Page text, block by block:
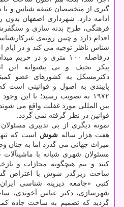
گیری از متخصصان عتیقه شناس و
ادامه دارد. شهرداری اصفهان
فرهنگی، طرح بدنه سازی و
اقدام دارد و چنین رویه‌ی
شناس ناظر توجیه می كند و در ایام
درفاصله ۱۰۰ متری و در
پیكر نحیف و بی پشتوانه این
دكترمسكل به كشورهای عضو
پایبندی به اصول و قوانینی است
۱۹۷۲ به تصویب رسید؛ با این
بین المللی مورد غفلت واقع می
قوانین در نظر گرفته نمی گردد.
نمونه دیگری از بی تدبیری
هفت هزار ساله شوش
میراث جهانی می گذرد اما به چنان
مسئولان شهری شبانه با
ساخت زیرگذر شوش با اعتراض
كتبی «جامعه دیرینه شناسی
شهرسازی، دكتر عباس آخوندی،
گردید كه تصمیم به ساخت جاده